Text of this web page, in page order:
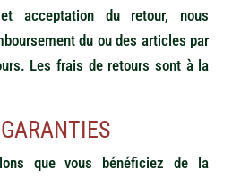
acceptation du retour, nous
du ou des articles par
Les frais de retours sont à la
que vous bénéficiez de la